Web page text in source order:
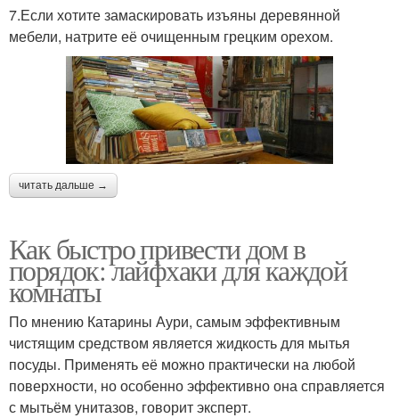
7.Если хотите замаскировать изъяны деревянной
мебели, натрите её очищенным грецким орехом.
читать дальше →
Как быстро привести дом в
порядок: лайфхаки для каждой
комнаты
По мнению Катарины Аури, самым эффективным
чистящим средством является жидкость для мытья
посуды. Применять её можно практически на любой
поверхности, но особенно эффективно она справляется
с мытьём унитазов, говорит эксперт.